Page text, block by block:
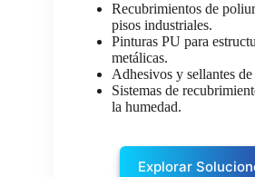
Recubrimientos de
pisos industriales.
Pinturas PU para
metálicas.
Adhesivos y sellantes
Sistemas de
la humedad.
Explorar